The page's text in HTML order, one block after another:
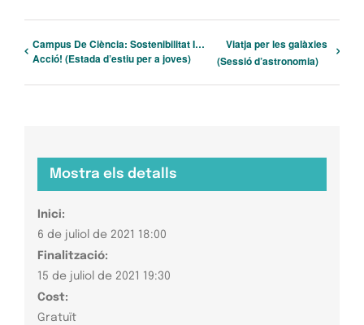
Campus De Ciència: Sostenibilitat I…
Acció! (Estada d’estiu per a joves)
Viatja per les galàxies
(Sessió d’astronomia)
Mostra els detalls
Inici:
6 de juliol de 2021 18:00
Finalització:
15 de juliol de 2021 19:30
Cost:
Gratuït